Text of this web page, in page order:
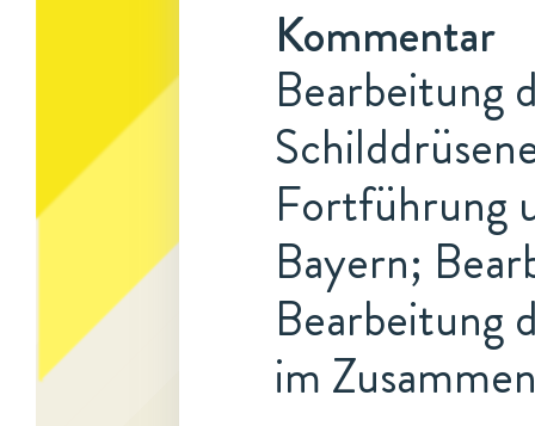
Kommentar
Bearbeitung
Fortführung
Bayern;
Bearbeitung
im